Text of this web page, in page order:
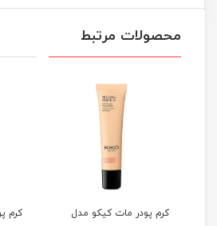
محصولات مرتبط
کرم پودر مات کیکو مدل
کرم